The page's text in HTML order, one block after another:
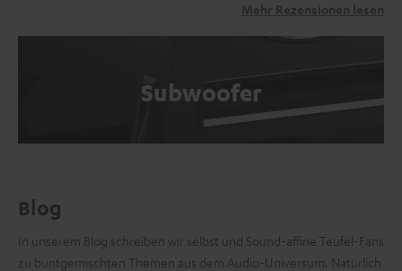
Mehr Rezensionen lesen
Subwoofer
Blog
In unserem Blog schreiben wir selbst und Sound-affine Teufel-Fans
zu buntgemischten Themen aus dem Audio-Universum. Natürlich